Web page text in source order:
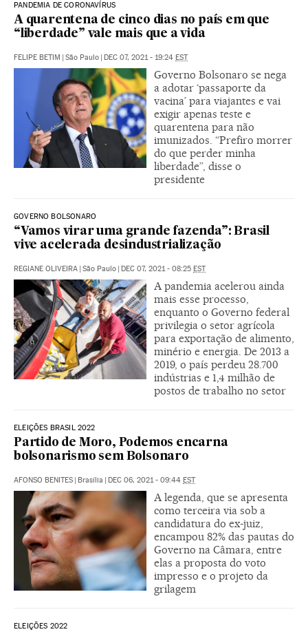
PANDEMIA DE CORONAVÍRUS
A quarentena de cinco dias no país em que
“liberdade” vale mais que a vida
FELIPE BETIM | São Paulo | DEC 07, 2021 - 19:24 EST
Governo Bolsonaro se nega
a adotar ‘passaporte da
vacina’ para viajantes e vai
exigir apenas teste e
quarentena para não
imunizados. “Prefiro morrer
do que perder minha
liberdade”, disse o
presidente
GOVERNO BOLSONARO
“Vamos virar uma grande fazenda”: Brasil
vive acelerada desindustrialização
REGIANE OLIVEIRA | São Paulo | DEC 07, 2021 - 08:25 EST
A pandemia acelerou ainda
mais esse processo,
enquanto o Governo federal
privilegia o setor agrícola
para exportação de alimento,
minério e energia. De 2013 a
2019, o país perdeu 28.700
indústrias e 1,4 milhão de
postos de trabalho no setor
ELEIÇÕES BRASIL 2022
Partido de Moro, Podemos encarna
bolsonarismo sem Bolsonaro
AFONSO BENITES | Brasília | DEC 06, 2021 - 09:44 EST
A legenda, que se apresenta
como terceira via sob a
candidatura do ex-juiz,
encampou 82% das pautas do
Governo na Câmara, entre
elas a proposta do voto
impresso e o projeto da
grilagem
ELEIÇÕES 2022